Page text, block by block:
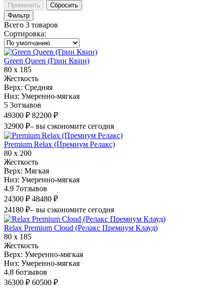
Применить
Сбросить
Фильтр
Всего 3 товаров
Сортировка:
Green Queen (Грин Квин)
80 х 185
Жесткость
Верх: Средняя
Низ: Умеренно-мягкая
5 3отзывов
49300 ₽ 82200 ₽
32900 ₽– вы сэкономите сегодня
Premium Relax (Премиум Релакс)
80 х 200
Жесткость
Верх: Мягкая
Низ: Умеренно-мягкая
4.9 7отзывов
24300 ₽ 48480 ₽
24180 ₽– вы сэкономите сегодня
Relax Premium Cloud (Релакс Премиум Клауд)
80 х 185
Жесткость
Верх: Умеренно-мягкая
Низ: Умеренно-мягкая
4.8 6отзывов
36300 ₽ 60500 ₽